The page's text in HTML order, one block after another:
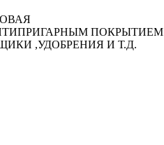
ПОКРЫТИЕМ
,УДОБРЕНИЯ И Т.Д.